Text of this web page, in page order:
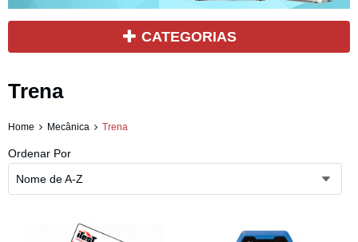
CATEGORIAS
Trena
Home Mecânica Trena
Ordenar Por
Nome de A-Z